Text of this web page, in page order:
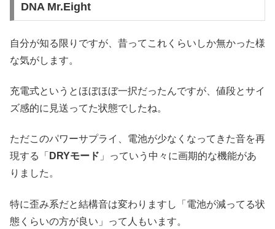
DNA Mr.Eight
自分が知る限りですが、昔ってこれくらいしか無かった様
な気がします。
充電式というとほぼほぼ一択だったんですが、値段とサイ
ズ感的に見送ってた状態でしたね。
ただこのパワーサプライ、電池が少なくなってきた音を再
現する「 DRYモード 」っていう中々に画期的な機能があ
りました。
特に歪み系だと結構音は変わりますし「電池が減ってる状
態くらいの方が良い」って人もいます。